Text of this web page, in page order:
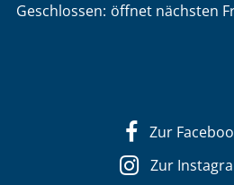
Klicken, um weitere Öffnungs-
Geschlossen: öffnet nächsten
Zur
Zur